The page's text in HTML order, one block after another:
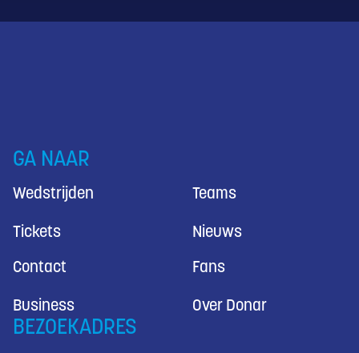
GA NAAR
Wedstrijden Teams
Tickets Nieuws
Contact Fans
Business Over Donar
BEZOEKADRES